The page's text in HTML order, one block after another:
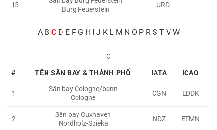
15
Burg Feuerstein
URD
A B CD E F G H I J K L M N O P R S T V W
C
#
TÊN SÂN BAY & THÀNH PHỐ IATA ICAO
1
Sân bay Cologne/bonn
Cologne
CGN EDDK
2
Sân bay Cuxhaven
Nordholz-Spieka
NDZ ETMN